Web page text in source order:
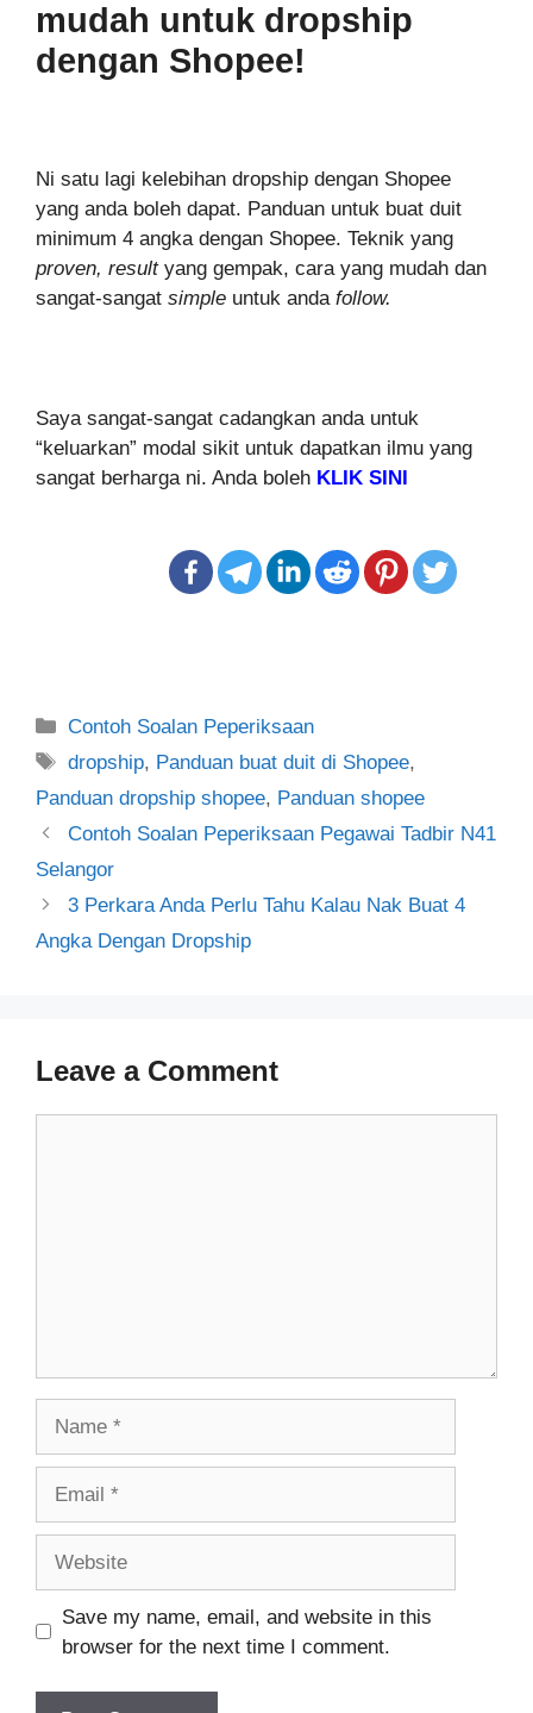
mudah untuk dropship
dengan Shopee!
Ni satu lagi kelebihan dropship dengan Shopee
yang anda boleh dapat. Panduan untuk buat duit
minimum 4 angka dengan Shopee. Teknik yang
proven, result yang gempak, cara yang mudah dan
sangat-sangat simple untuk anda follow.
Saya sangat-sangat cadangkan anda untuk
“keluarkan” modal sikit untuk dapatkan ilmu yang
sangat berharga ni. Anda boleh KLIK SINI
Categories
Contoh Soalan Peperiksaan
Tags
dropship, Panduan buat duit di Shopee,
Panduan dropship shopee, Panduan shopee
Post
navigation
Contoh Soalan Peperiksaan Pegawai Tadbir N41
Selangor
3 Perkara Anda Perlu Tahu Kalau Nak Buat 4
Angka Dengan Dropship
Leave a Comment
Save my name, email, and website in this
browser for the next time I comment.